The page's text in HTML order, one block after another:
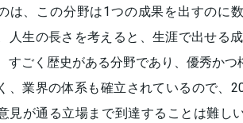
は、この分野は1つの成果を出すのに
人生の長さを考えると、生涯で出せる
すごく歴史がある分野であり、優秀か
、業界の体系も確立されているので、
見が通る立場まで到達することは難し